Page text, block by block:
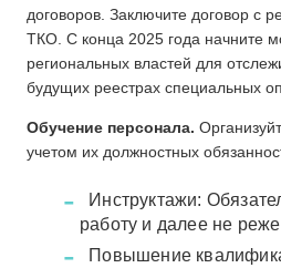
договоров. Заключите договор с
ТКО. С конца 2025 года начните
региональных властей для
будущих реестрах специальных
Обучение персонала.
учетом их должностных
Инструктажи:
работу и далее не
Повышение